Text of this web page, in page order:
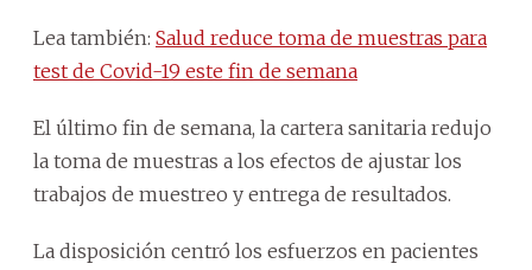
Lea también: Salud reduce toma de muestras para
test de Covid-19 este fin de semana
El último fin de semana, la cartera sanitaria redujo
la toma de muestras a los efectos de ajustar los
trabajos de muestreo y entrega de resultados.
La disposición centró los esfuerzos en pacientes